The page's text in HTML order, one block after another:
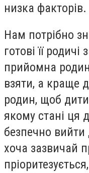
низка факторів.
Нам потрібно
готові її
прийомна
взяти, а краще
родин, щоб
якому стані ця
безпечно вийти
хоча зазвичай